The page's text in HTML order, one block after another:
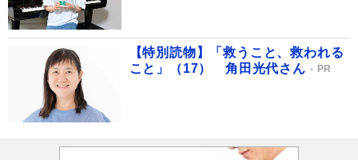
【特別読物】「救うこと、救われる
こと」（17） 角田光代さん
PR